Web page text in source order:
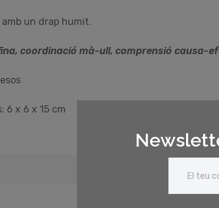
un drap humit.
coordinació mà-ull, comprensió causa-
6 x 6 x 15 cm